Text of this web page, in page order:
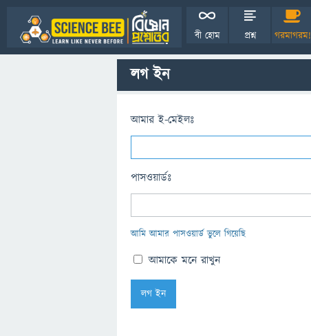
বী হোম প্রশ্ন গরমাগরম!
লগ ইন
আমার ই-মেইলঃ
পাসওয়ার্ডঃ
আমি আমার পাসওয়ার্ড ভুলে গিয়েছি
আমাকে মনে রাখুন